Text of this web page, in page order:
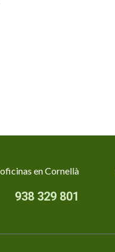
en Cornellà
938 329 801